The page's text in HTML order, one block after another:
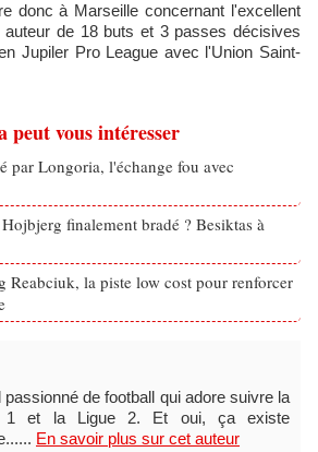
donc à Marseille concernant l'excellent
auteur de 18 buts et 3 passes décisives
Jupiler Pro League avec l'Union Saint-
peut vous intéresser
par Longoria, l'échange fou avec
finalement bradé ? Besiktas à
Reabciuk, la piste low cost pour renforcer
passionné de football qui adore suivre la
1 et la Ligue 2. Et oui, ça existe
En savoir plus sur cet auteur